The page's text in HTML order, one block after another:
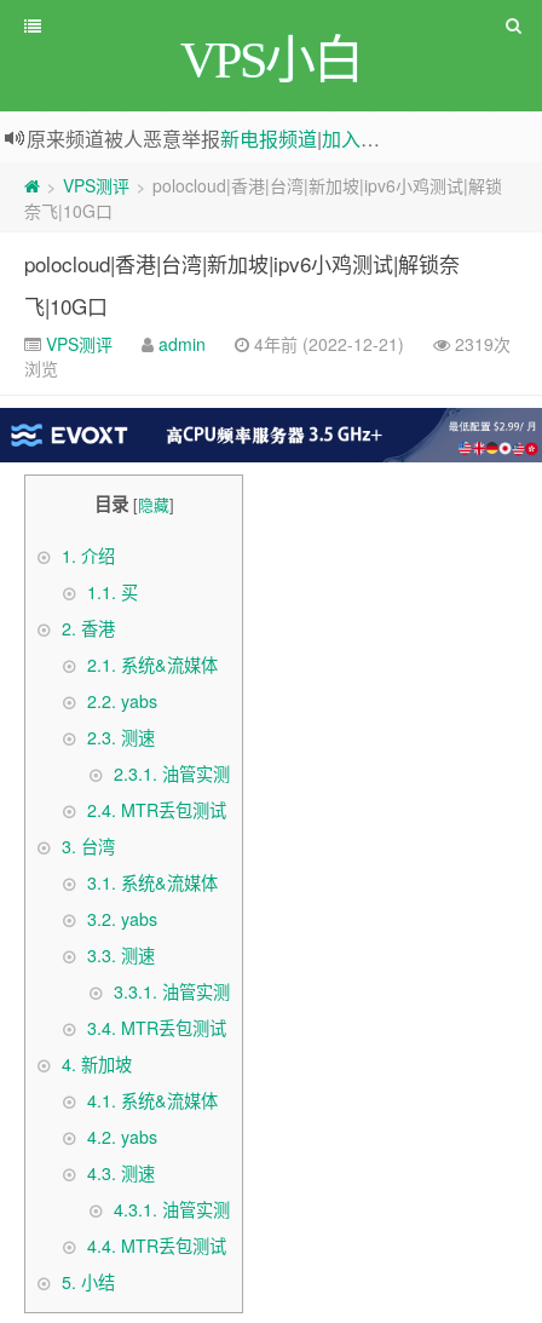
VPS小白
原来频道被人恶意举报新电报频道|加入电报群
greenwebpage|香港|日本|新加坡|美国等多地vps测评|移动直连|1Gbps带宽|年付€29
> VPS测评 > polocloud|香港|台湾|新加坡|ipv6小鸡测试|解锁
奈飞|10G口
polocloud|香港|台湾|新加坡|ipv6小鸡测试|解锁奈
飞|10G口
VPS测评 admin 4年前 (2022-12-21)
2319次
浏览
目录 [隐藏]
1. 介绍
1.1. 买
2. 香港
2.1. 系统&流媒体
2.2. yabs
2.3. 测速
2.3.1. 油管实测
2.4. MTR丢包测试
3. 台湾
3.1. 系统&流媒体
3.2. yabs
3.3. 测速
3.3.1. 油管实测
3.4. MTR丢包测试
4. 新加坡
4.1. 系统&流媒体
4.2. yabs
4.3. 测速
4.3.1. 油管实测
4.4. MTR丢包测试
5. 小结